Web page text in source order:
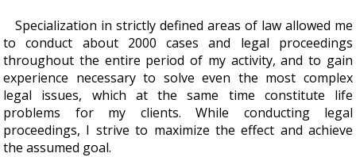
Specialization in strictly defined areas of law allowed me
to conduct about 2000 cases and legal proceedings
throughout the entire period of my activity, and to gain
experience necessary to solve even the most complex
legal issues, which at the same time constitute life
problems for my clients. While conducting legal
proceedings, I strive to maximize the effect and achieve
the assumed goal.